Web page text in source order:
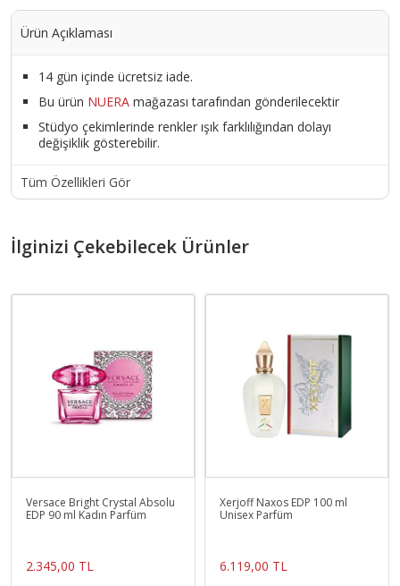
Ürün Açıklaması
14 gün içinde ücretsiz iade.
Bu ürün NUERA mağazası tarafından gönderilecektir
Stüdyo çekimlerinde renkler ışık farklılığından dolayı
değişiklik gösterebilir.
Tüm Özellikleri Gör
İlginizi Çekebilecek Ürünler
Versace Bright Crystal Absolu
EDP 90 ml Kadın Parfüm
2.345,00 TL
Xerjoff Naxos EDP 100 ml
Unisex Parfüm
6.119,00 TL